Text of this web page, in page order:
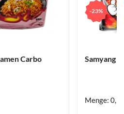
Carbo
-23%
Samyang
Menge: 0,7